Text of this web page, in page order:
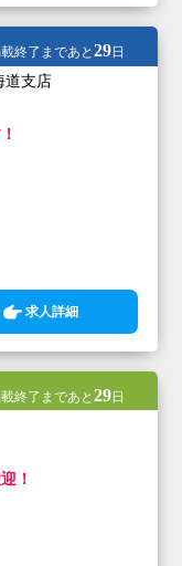
終了まであと 29日
道支店
求人詳細
終了まであと 29日
！